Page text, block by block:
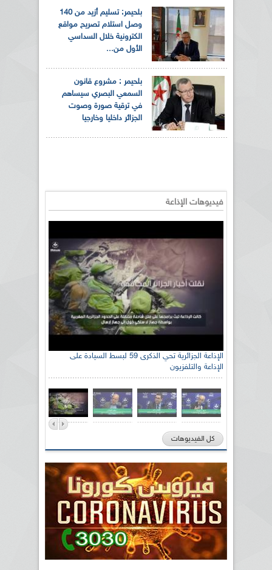
بلحيمر: تسليم أزيد من 140
وصل استلام تصريح مواقع
الكترونية خلال السداسي
الأول من...
بلحيمر : مشروع قانون
السمعي البصري سيساهم
في ترقية صورة وصوت
الجزائر داخليا وخارجيا
فيديوهات الإذاعة
الإذاعة الجزائرية تحي الذكرى 59 لبسط السيادة على
الإذاعة والتلفزيون
كل الفيديوهات